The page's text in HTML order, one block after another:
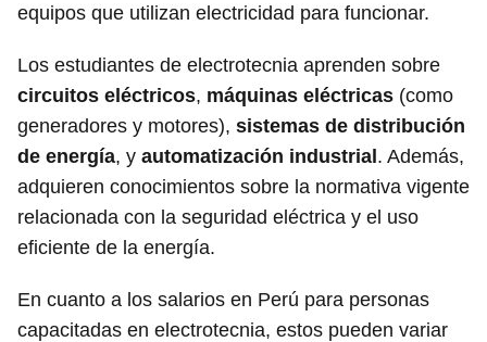
equipos que utilizan electricidad para funcionar.
Los estudiantes de electrotecnia aprenden sobre
circuitos eléctricos, máquinas eléctricas (como
generadores y motores), sistemas de distribución
de energía, y automatización industrial. Además,
adquieren conocimientos sobre la normativa vigente
relacionada con la seguridad eléctrica y el uso
eficiente de la energía.
En cuanto a los salarios en Perú para personas
capacitadas en electrotecnia, estos pueden variar